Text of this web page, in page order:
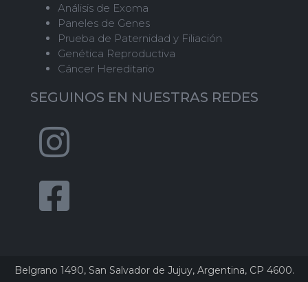
Análisis de Exoma
Paneles de Genes
Prueba de Paternidad y Filiación
Genética Reproductiva
Cáncer Hereditario
SEGUINOS EN NUESTRAS REDES
Belgrano 1490, San Salvador de Jujuy, Argentina, CP 4600.